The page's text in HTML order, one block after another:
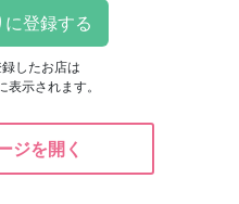
したお店は
表示されます。
ジを開く